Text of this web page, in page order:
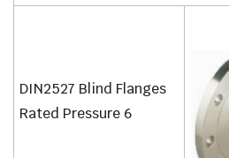
DIN2527 Blind Flanges
Rated Pressure 6